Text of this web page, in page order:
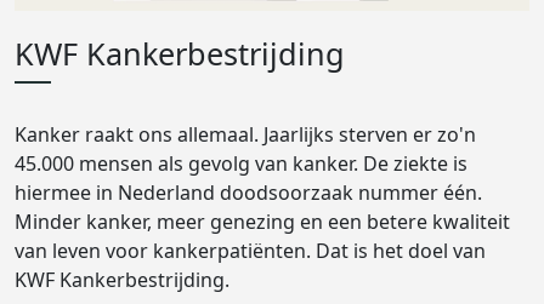
KWF Kankerbestrijding
Kanker raakt ons allemaal. Jaarlijks sterven er zo'n
45.000 mensen als gevolg van kanker. De ziekte is
hiermee in Nederland doodsoorzaak nummer één.
Minder kanker, meer genezing en een betere kwaliteit
van leven voor kankerpatiënten. Dat is het doel van
KWF Kankerbestrijding.